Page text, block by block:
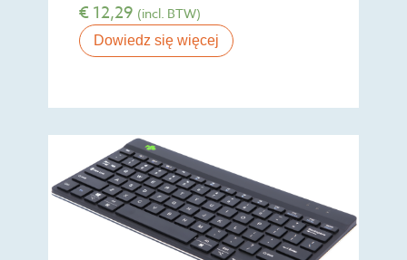
€12,29 (incl. BTW)
Dowiedz się więcej